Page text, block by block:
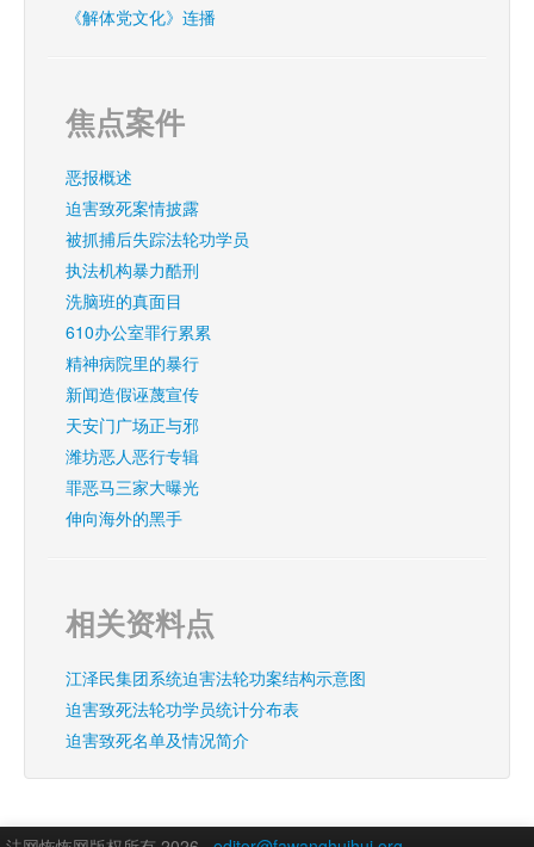
《解体党文化》连播
焦点案件
恶报概述
迫害致死案情披露
被抓捕后失踪法轮功学员
执法机构暴力酷刑
洗脑班的真面目
610办公室罪行累累
精神病院里的暴行
新闻造假诬蔑宣传
天安门广场正与邪
潍坊恶人恶行专辑
罪恶马三家大曝光
伸向海外的黑手
相关资料点
江泽民集团系统迫害法轮功案结构示意图
迫害致死法轮功学员统计分布表
迫害致死名单及情况简介